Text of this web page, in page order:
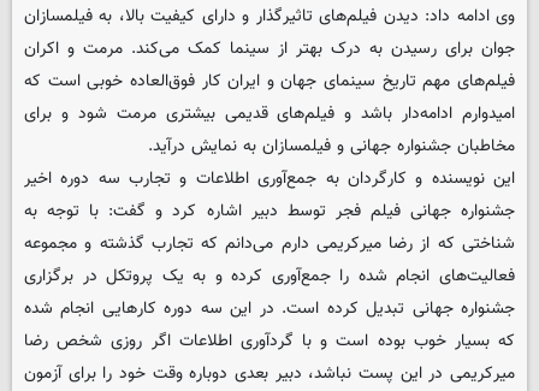
وی ادامه داد: دیدن فیلم‌های تاثیرگذار و دارای کیفیت بالا، به فیلمسازان
جوان برای رسیدن به درک بهتر از سینما کمک می‌کند. مرمت و اکران
فیلم‌های مهم تاریخ سینمای جهان و ایران کار فوق‌العاده خوبی است که
امیدوارم ادامه‌دار باشد و فیلم‌های قدیمی بیشتری مرمت شود و برای
مخاطبان جشنواره جهانی و فیلمسازان به نمایش درآید.
این نویسنده و کارگردان به جمع‌آوری اطلاعات و تجارب سه دوره اخیر
جشنواره جهانی فیلم فجر توسط دبیر اشاره کرد و گفت: با توجه به
شناختی که از رضا میرکریمی دارم می‌دانم که تجارب گذشته و مجموعه
فعالیت‌های انجام شده را جمع‌آوری کرده و به یک پروتکل در برگزاری
جشنواره جهانی تبدیل کرده است. در این سه دوره کارهایی انجام شده
که بسیار خوب بوده است و با گردآوری اطلاعات اگر روزی شخص رضا
میرکریمی در این پست نباشد، دبیر بعدی دوباره وقت خود را برای آزمون